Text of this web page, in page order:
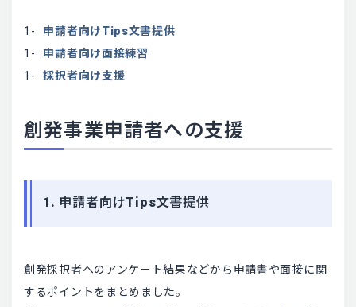
申請者向けTips文書提供
申請者向け面接練習
採択者向け支援
創発事業申請者への支援
1. 申請者向けTips文書提供
創発採択者へのアンケート結果などから申請書や面接に関
するポイントをまとめました。